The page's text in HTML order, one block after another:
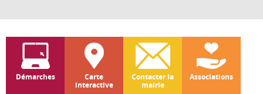
Démarches
Carte
interactive
Contacter la
mairie
Associations